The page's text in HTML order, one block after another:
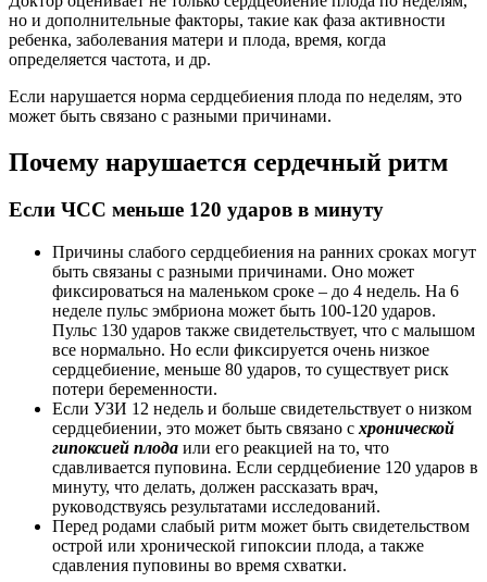
но и дополнительные факторы, такие как фаза активности
ребенка, заболевания матери и плода, время, когда
определяется частота, и др.
Если нарушается норма сердцебиения плода по неделям, это
может быть связано с разными причинами.
Почему нарушается сердечный ритм
Если ЧСС меньше 120 ударов в минуту
Причины слабого сердцебиения на ранних сроках могут
быть связаны с разными причинами. Оно может
фиксироваться на маленьком сроке – до 4 недель. На 6
неделе пульс эмбриона может быть 100-120 ударов.
Пульс 130 ударов также свидетельствует, что с малышом
все нормально. Но если фиксируется очень низкое
сердцебиение, меньше 80 ударов, то существует риск
потери беременности.
Если УЗИ 12 недель и больше свидетельствует о низком
сердцебиении, это может быть связано с хронической
гипоксией плода или его реакцией на то, что
сдавливается пуповина. Если сердцебиение 120 ударов в
минуту, что делать, должен рассказать врач,
руководствуясь результатами исследований.
Перед родами слабый ритм может быть свидетельством
острой или хронической гипоксии плода, а также
сдавления пуповины во время схватки.